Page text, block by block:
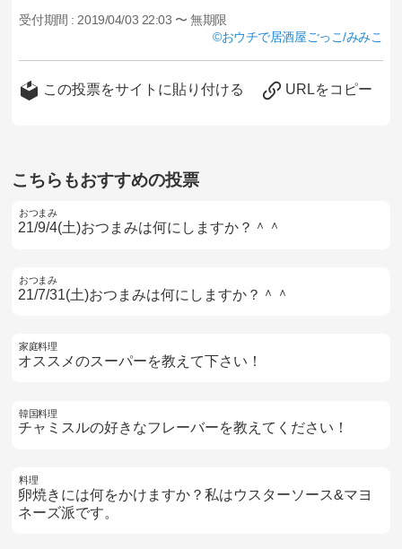
受付期間 :2019/04/03 22:03 〜 無期限
おウチで居酒屋ごっこ/みみこ
この投票をサイトに貼り付ける URLをコピー
こちらもおすすめの投票
おつまみ
21/9/4(土)おつまみは何にしますか？＾＾
おつまみ
21/7/31(土)おつまみは何にしますか？＾＾
家庭料理
オススメのスーパーを教えて下さい！
韓国料理
チャミスルの好きなフレーバーを教えてください！
料理
卵焼きには何をかけますか？私はウスターソース&マヨ
ネーズ派です。